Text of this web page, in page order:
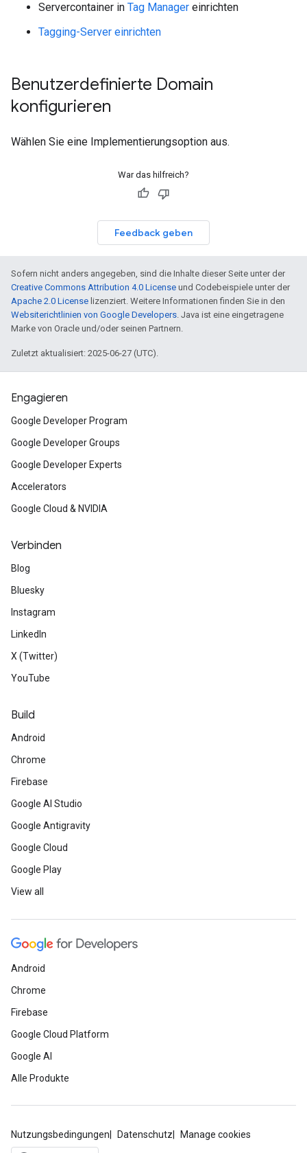
Servercontainer in Tag Manager einrichten
Tagging-Server einrichten
Benutzerdefinierte Domain
konfigurieren
Wählen Sie eine Implementierungsoption aus.
War das hilfreich?
Feedback geben
Sofern nicht anders angegeben, sind die Inhalte dieser Seite unter der
Creative Commons Attribution 4.0 License und Codebeispiele unter der
Apache 2.0 License lizenziert. Weitere Informationen finden Sie in den
Websiterichtlinien von Google Developers. Java ist eine eingetragene
Marke von Oracle und/oder seinen Partnern.
Zuletzt aktualisiert: 2025-06-27 (UTC).
Engagieren
Google Developer Program
Google Developer Groups
Google Developer Experts
Accelerators
Google Cloud & NVIDIA
Verbinden
Blog
Bluesky
Instagram
LinkedIn
X (Twitter)
YouTube
Build
Android
Chrome
Firebase
Google AI Studio
Google Antigravity
Google Cloud
Google Play
View all
Android
Chrome
Firebase
Google Cloud Platform
Google AI
Alle Produkte
Nutzungsbedingungen Datenschutz Manage cookies